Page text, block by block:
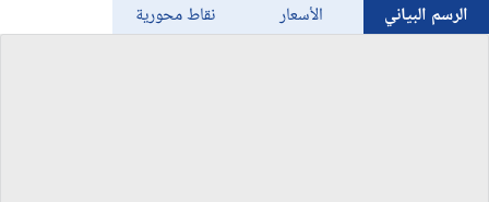
Bitcoin/USD
الرسم البياني الأسعار نقاط محورية